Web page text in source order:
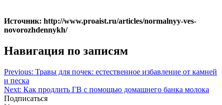
Источник: http://www.proaist.ru/articles/normalnyy-ves-
novorozhdennykh/
Навигация по записям
Previous: Травы для почек: естественное избавление от камней
и песка
Next: Как продлить ГВ с помощью домашнего банка молока
Подписаться